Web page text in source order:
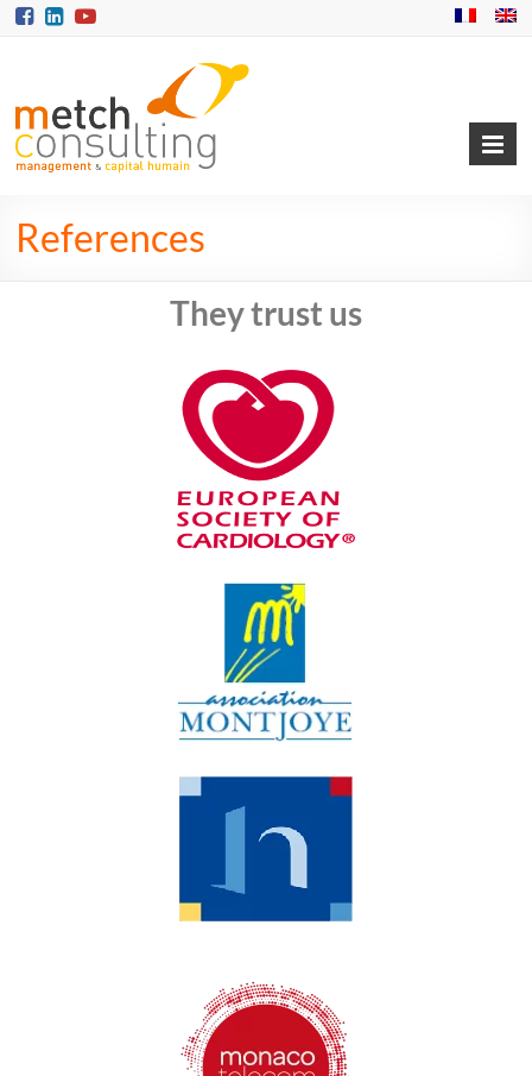
References
They trust us